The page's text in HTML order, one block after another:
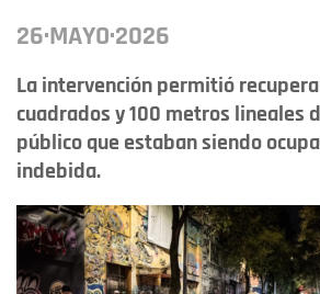
26·MAYO·2026
La intervención permitió
cuadrados y 100 metros lineales
público que estaban siendo
indebida.